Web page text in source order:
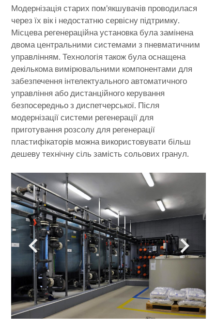
Модернізація старих пом'якшувачів проводилася
через їх вік і недостатню сервісну підтримку.
Місцева регенераційна установка була замінена
двома центральними системами з пневматичним
управлінням. Технологія також була оснащена
декількома вимірювальними компонентами для
забезпечення інтелектуального автоматичного
управління або дистанційного керування
безпосередньо з диспетчерської. Після
модернізації системи регенерації для
приготування розсолу для регенерації
пластифікаторів можна використовувати більш
дешеву технічну сіль замість сольових гранул.